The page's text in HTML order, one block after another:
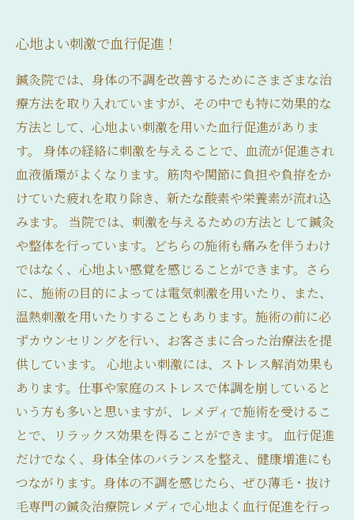
心地よい刺激で血行促進！
鍼灸院では、身体の不調を改善するためにさまざまな治
療方法を取り入れていますが、その中でも特に効果的な
方法として、心地よい刺激を用いた血行促進がありま
す。 身体の経絡に刺激を与えることで、血流が促進され
血液循環がよくなります。筋肉や関節に負担や負拵をか
けていた疲れを取り除き、新たな酸素や栄養素が流れ込
みます。 当院では、刺激を与えるための方法として鍼灸
や整体を行っています。どちらの施術も痛みを伴うわけ
ではなく、心地よい感覚を感じることができます。さら
に、施術の目的によっては電気刺激を用いたり、また、
温熱刺激を用いたりすることもあります。施術の前に必
ずカウンセリングを行い、お客さまに合った治療法を提
供しています。 心地よい刺激には、ストレス解消効果も
あります。仕事や家庭のストレスで体調を崩していると
いう方も多いと思いますが、レメディで施術を受けるこ
とで、リラックス効果を得ることができます。 血行促進
だけでなく、身体全体のバランスを整え、健康増進にも
つながります。身体の不調を感じたら、ぜひ薄毛・抜け
毛専門の鍼灸治療院レメディで心地よく血行促進を行っ